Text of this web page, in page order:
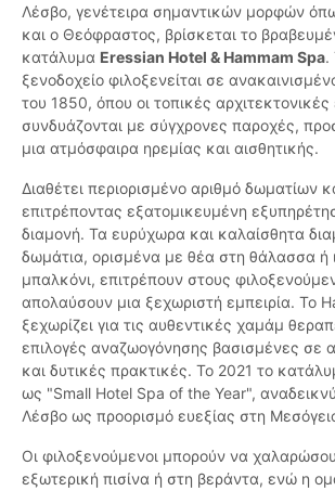
Λέσβο, γενέτειρα σημαντικών μορφών
και ο Θεόφραστος, βρίσκεται το
κατάλυμα Eressian Hotel & Hammam Spa.
ξενοδοχείο φιλοξενείται σε
του 1850, όπου οι τοπικές αρχιτεκτονικές
συνδυάζονται με σύγχρονες παροχές,
μια ατμόσφαιρα ηρεμίας και αισθητικής.
Διαθέτει περιορισμένο αριθμό δωματίων
επιτρέποντας εξατομικευμένη
διαμονή. Τα ευρύχωρα και καλαίσθητα
δωμάτια, ορισμένα με θέα στη θάλασσα ή
μπαλκόνι, επιτρέπουν στους
απολαύσουν μια ξεχωριστή εμπειρία. Το
ξεχωρίζει για τις αυθεντικές χαμάμ
επιλογές αναζωογόνησης βασισμένες σε
και δυτικές πρακτικές. Το 2021 το
ως "Small Hotel Spa of the Year",
Λέσβο ως προορισμό ευεξίας στη
Οι φιλοξενούμενοι μπορούν να
εξωτερική πισίνα ή στη βεράντα, ενώ η